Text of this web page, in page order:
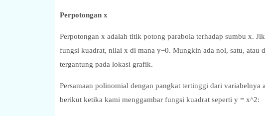
Perpotongan x
Perpotongan x adalah titik potong parabola terhadap sumbu x.
fungsi kuadrat, nilai x di mana y=0. Mungkin ada nol, satu, atau
tergantung pada lokasi grafik.
Persamaan polinomial dengan pangkat tertinggi dari
berikut ketika kami menggambar fungsi kuadrat seperti y = x^2: